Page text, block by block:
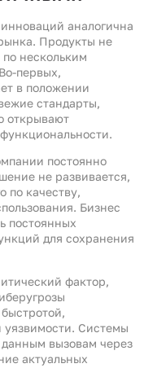
аналогична
Продукты не
нескольким
первых,
в положении
стандарты,
открывают
постоянно
не развивается,
по качеству,
Бизнес
постоянных
для сохранения
фактор,
Системы
вызовам через
актуальных